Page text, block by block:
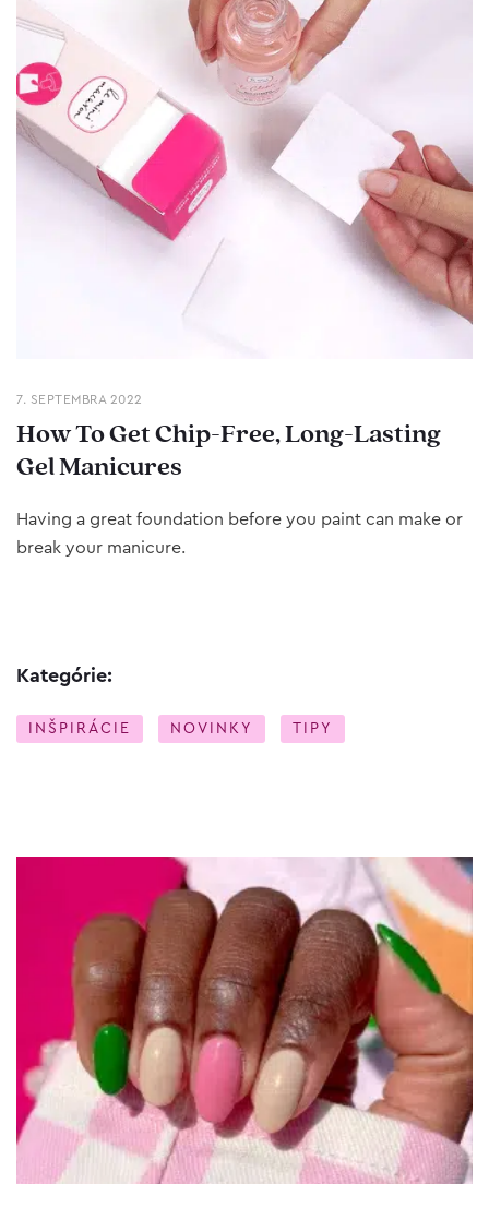
7. SEPTEMBRA 2022
How To Get Chip-Free, Long-Lasting
Gel Manicures
Having a great foundation before you paint can make or
break your manicure.
Kategórie:
INŠPIRÁCIE NOVINKY TIPY